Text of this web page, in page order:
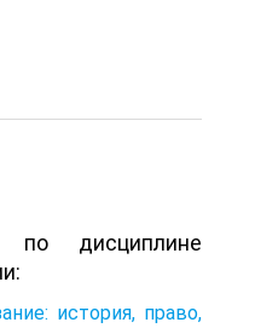
дисциплине
история, право,